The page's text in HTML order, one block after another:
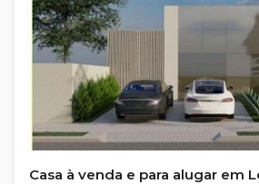
Casa à venda e para alugar em